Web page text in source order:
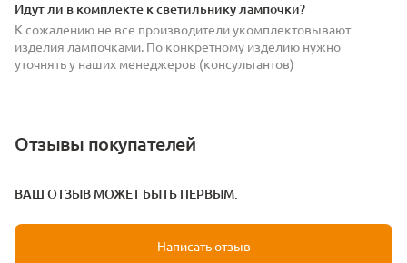
Идут ли в комплекте к светильнику лампочки?
К сожалению не все производители укомплектовывают
изделия лампочками. По конкретному изделию нужно
уточнять у наших менеджеров (консультантов)
Отзывы покупателей
ВАШ ОТЗЫВ МОЖЕТ БЫТЬ ПЕРВЫМ.
Написать отзыв